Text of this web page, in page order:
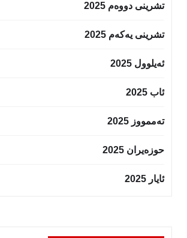
تشرینی دووەم 2025
تشرینی یەکەم 2025
ئەیلوول 2025
ئاب 2025
تەممووز 2025
حوزه‌یران 2025
ئایار 2025